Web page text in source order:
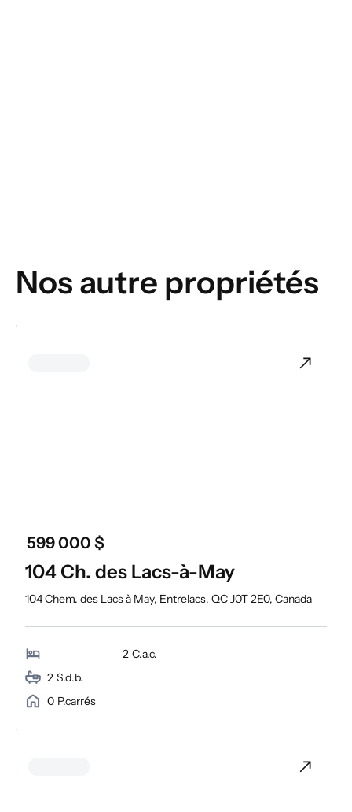
Nos autre propriétés
599 000 $
104 Ch. des Lacs-à-May
104 Chem. des Lacs à May, Entrelacs, QC J0T 2E0, Canada
2 C.a.c.
2 S.d.b.
0 P.carrés